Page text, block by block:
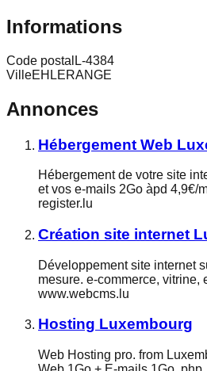
Informations
Code postal L-4384
VilleEHLERANGE
Annonces
Hébergement Web
Hébergement de votre site
et vos e-mails 2Go àpd 4,9€/
register.lu
Création site internet
Développement site internet
mesure. e-commerce, vitrine,
www.webcms.lu
Hosting Luxembourg
Web Hosting pro. from